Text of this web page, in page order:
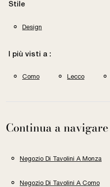
Stile
Design
I più visti a :
Como Lecco
Continua a navigare
Negozio Di Tavolini A Monza
Negozio Di Tavolini A Como